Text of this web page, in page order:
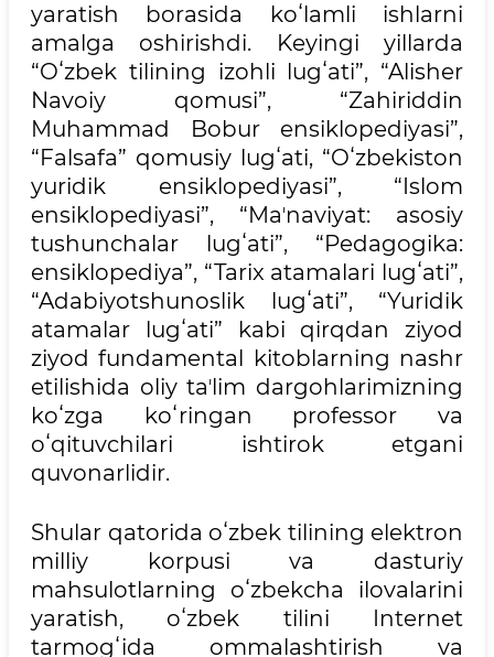
yaratish borasida koʻlamli ishlarni
amalga oshirishdi. Keyingi yillarda
“Oʻzbek tilining izohli lugʻati”, “Alisher
Navoiy qomusi”, “Zahiriddin
Muhammad Bobur ensiklopediyasi”,
“Falsafa” qomusiy lugʻati, “Oʻzbekiston
yuridik ensiklopediyasi”, “Islom
ensiklopediyasi”, “Maʼnaviyat: asosiy
tushunchalar lugʻati”, “Pedagogika:
ensiklopediya”, “Tarix atamalari lugʻati”,
“Adabiyotshunoslik lugʻati”, “Yuridik
atamalar lugʻati” kabi qirqdan ziyod
ziyod fundamental kitoblarning nashr
etilishida oliy taʼlim dargohlarimizning
koʻzga koʻringan professor va
oʻqituvchilari ishtirok etgani
quvonarlidir.
Shular qatorida oʻzbek tilining elektron
milliy korpusi va dasturiy
mahsulotlarning oʻzbekcha ilovalarini
yaratish, oʻzbek tilini Internet
tarmogʻida ommalashtirish va